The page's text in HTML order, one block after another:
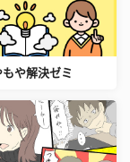
もや解決ゼミ